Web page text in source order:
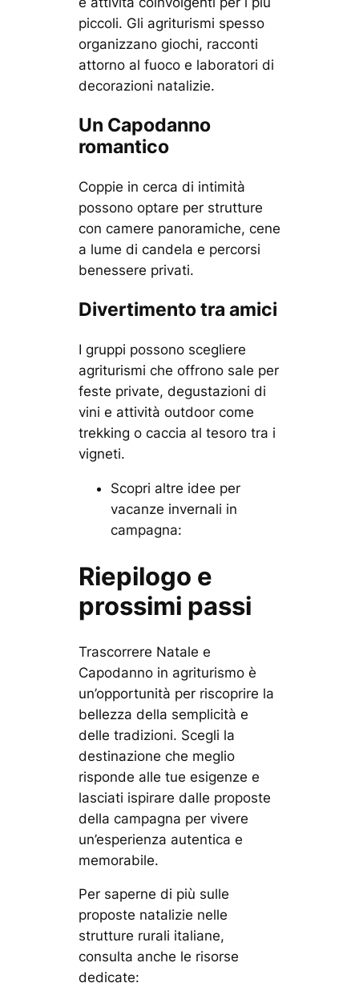
piccoli. Gli agriturismi spesso
organizzano giochi, racconti
attorno al fuoco e laboratori di
decorazioni natalizie.
Un Capodanno
romantico
Coppie in cerca di intimità
possono optare per strutture
con camere panoramiche, cene
a lume di candela e percorsi
benessere privati.
Divertimento tra amici
I gruppi possono scegliere
agriturismi che offrono sale per
feste private, degustazioni di
vini e attività outdoor come
trekking o caccia al tesoro tra i
vigneti.
Scopri altre idee per
vacanze invernali in
campagna:
Riepilogo e
prossimi passi
Trascorrere Natale e
Capodanno in agriturismo è
un’opportunità per riscoprire la
bellezza della semplicità e
delle tradizioni. Scegli la
destinazione che meglio
risponde alle tue esigenze e
lasciati ispirare dalle proposte
della campagna per vivere
un’esperienza autentica e
memorabile.
Per saperne di più sulle
proposte natalizie nelle
strutture rurali italiane,
consulta anche le risorse
dedicate: